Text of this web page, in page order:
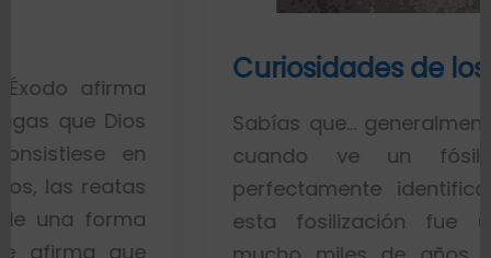
Curiosidades de los fósiles
Sabías que… generalmente toda la
cuando ve un fósil de un
perfectamente identificado piensa
esta fosilización fue un proceso